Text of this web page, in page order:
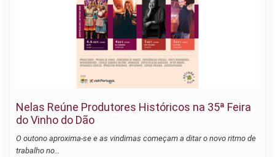
Nelas Reúne Produtores Históricos na 35ª Feira
do Vinho do Dão
O outono aproxima-se e as vindimas começam a ditar o novo ritmo de
trabalho no…